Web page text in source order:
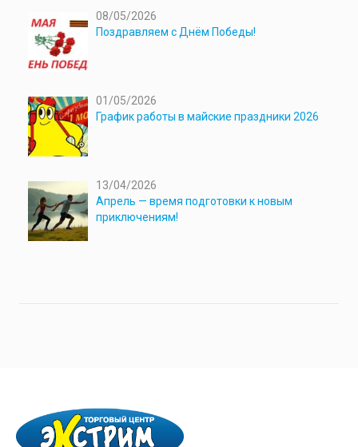
08/05/2026
Поздравляем с Днём Победы!
01/05/2026
График работы в майские праздники 2026
13/04/2026
Апрель — время подготовки к новым
приключениям!